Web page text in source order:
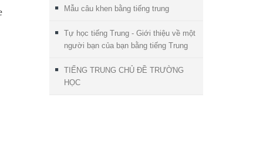
Mẫu câu khen bằng tiếng trung
Tự học tiếng Trung - Giới thiệu về một
người bạn của bạn bằng tiếng Trung
TIẾNG TRUNG CHỦ ĐỀ TRƯỜNG
HỌC